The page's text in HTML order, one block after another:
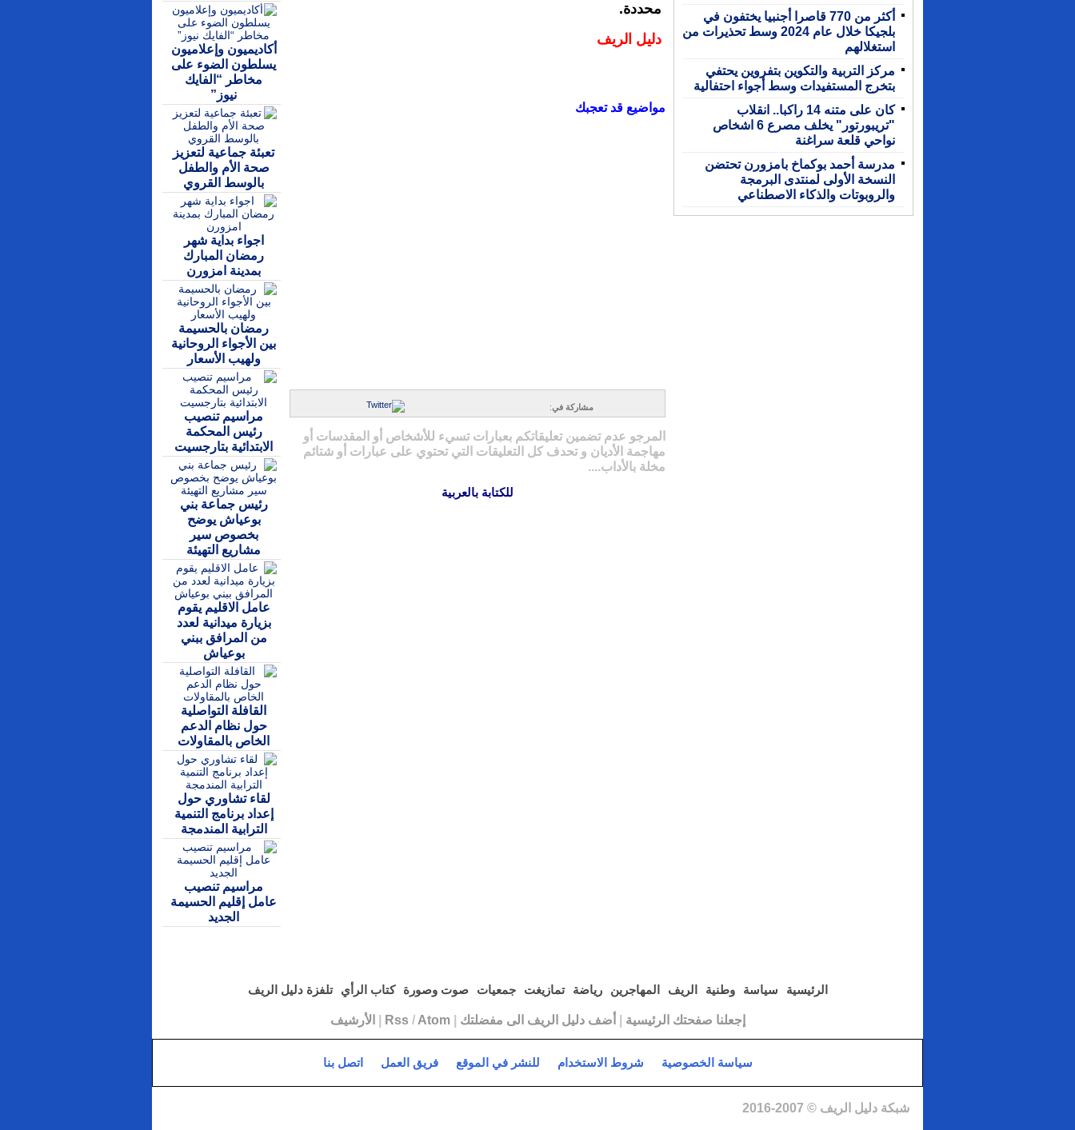
أكثر من 770 قاصرا أجنبيا يختفون في
بلجيكا خلال عام 2024 وسط تحذيرات من
استغلالهم
مركز التربية والتكوين بتفروين يحتفي
بتخرج المستفيدات وسط أجواء احتفالية
كان على متنه 14 راكبا.. انقلاب
"تريبورتور" يخلف مصرع 6 اشخاص
نواحي قلعة سراغنة
مدرسة أحمد بوكماخ بامزورن تحتضن
النسخة الأولى لمنتدى البرمجة
والروبوتات والذكاء الاصطناعي
محددة.
دليل الريف
مواضيع قد تعجبك
مشاركة في:
المرجو عدم تضمين تعليقاتكم بعبارات تسيء للأشخاص أو المقدسات أو
مهاجمة الأديان و تحدف كل التعليقات التي تحتوي على عبارات أو شتائم
مخلة بالأداب....
للكتابة بالعربية
أكاديميون وإعلاميون
يسلطون الضوء على
مخاطر “الفايك
نيوز”
تعبئة جماعية لتعزيز
صحة الأم والطفل
بالوسط القروي
اجواء بداية شهر
رمضان المبارك
بمدينة امزورن
رمضان بالحسيمة
بين الأجواء الروحانية
ولهيب الأسعار
مراسيم تنصيب
رئيس المحكمة
الابتدائية بتارجسيت
رئيس جماعة بني
بوعياش يوضح
بخصوص سير
مشاريع التهيئة
عامل الاقليم يقوم
بزيارة ميدانية لعدد
من المرافق ببني
بوعياش
القافلة التواصلية
حول نظام الدعم
الخاص بالمقاولات
لقاء تشاوري حول
إعداد برنامج التنمية
الترابية المندمجة
مراسيم تنصيب
عامل إقليم الحسيمة
الجديد
الرئيسية سياسة وطنية الريف المهاجرين رياضة تمازيغت جمعيات صوت وصورة كتاب الرأي تلفزة دليل الريف
إجعلنا صفحتك الرئيسية أضف دليل الريف الى مفضلتك |
Rss / Atom الأرشيف
سياسة الخصوصية شروط الاستخدام للنشر في الموقع فريق العمل اتصل بنا
شبكة دليل الريف © 2007-2016